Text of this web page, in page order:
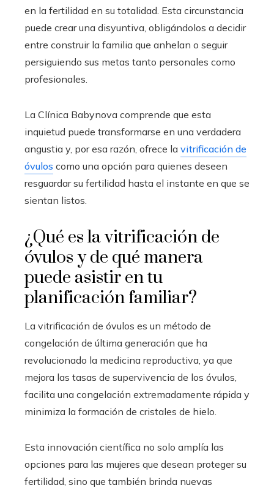
en la fertilidad en su totalidad. Esta circunstancia
puede crear una disyuntiva, obligándolos a decidir
entre construir la familia que anhelan o seguir
persiguiendo sus metas tanto personales como
profesionales.
La Clínica Babynova comprende que esta
inquietud puede transformarse en una verdadera
angustia y, por esa razón, ofrece la vitrificación de
óvulos como una opción para quienes deseen
resguardar su fertilidad hasta el instante en que se
sientan listos.
¿Qué es la vitrificación de
óvulos y de qué manera
puede asistir en tu
planificación familiar?
La vitrificación de óvulos es un método de
congelación de última generación que ha
revolucionado la medicina reproductiva, ya que
mejora las tasas de supervivencia de los óvulos,
facilita una congelación extremadamente rápida y
minimiza la formación de cristales de hielo.
Esta innovación científica no solo amplía las
opciones para las mujeres que desean proteger su
fertilidad, sino que también brinda nuevas